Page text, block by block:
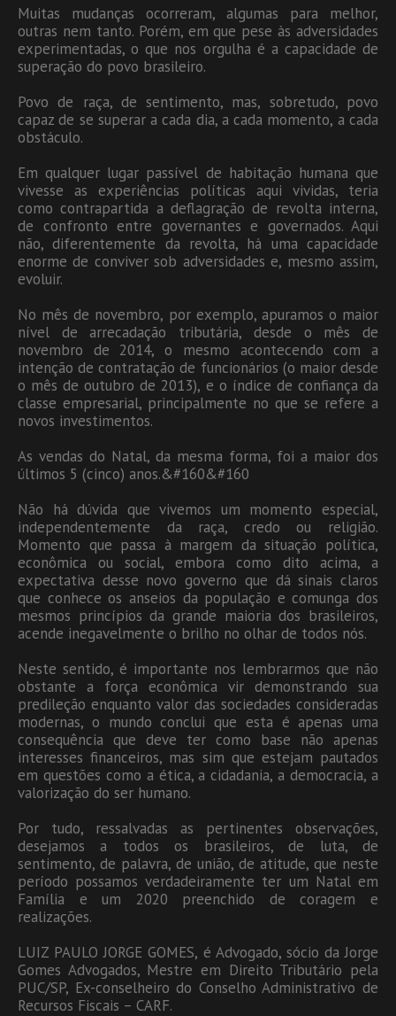
Muitas mudanças ocorreram, algumas para melhor,
outras nem tanto. Porém, em que pese às adversidades
experimentadas, o que nos orgulha é a capacidade de
superação do povo brasileiro.
Povo de raça, de sentimento, mas, sobretudo, povo
capaz de se superar a cada dia, a cada momento, a cada
obstáculo.
Em qualquer lugar passível de habitação humana que
vivesse as experiências políticas aqui vividas, teria
como contrapartida a deflagração de revolta interna,
de confronto entre governantes e governados. Aqui
não, diferentemente da revolta, há uma capacidade
enorme de conviver sob adversidades e, mesmo assim,
evoluir.
No mês de novembro, por exemplo, apuramos o maior
nível de arrecadação tributária, desde o mês de
novembro de 2014, o mesmo acontecendo com a
intenção de contratação de funcionários (o maior desde
o mês de outubro de 2013), e o índice de confiança da
classe empresarial, principalmente no que se refere a
novos investimentos.
As vendas do Natal, da mesma forma, foi a maior dos
últimos 5 (cinco) anos.&#160&#160
Não há dúvida que vivemos um momento especial,
independentemente da raça, credo ou religião.
Momento que passa à margem da situação política,
econômica ou social, embora como dito acima, a
expectativa desse novo governo que dá sinais claros
que conhece os anseios da população e comunga dos
mesmos princípios da grande maioria dos brasileiros,
acende inegavelmente o brilho no olhar de todos nós.
Neste sentido, é importante nos lembrarmos que não
obstante a força econômica vir demonstrando sua
predileção enquanto valor das sociedades consideradas
modernas, o mundo conclui que esta é apenas uma
consequência que deve ter como base não apenas
interesses financeiros, mas sim que estejam pautados
em questões como a ética, a cidadania, a democracia, a
valorização do ser humano.
Por tudo, ressalvadas as pertinentes observações,
desejamos a todos os brasileiros, de luta, de
sentimento, de palavra, de união, de atitude, que neste
período possamos verdadeiramente ter um Natal em
Família e um 2020 preenchido de coragem e
realizações.
LUIZ PAULO JORGE GOMES, é Advogado, sócio da Jorge
Gomes Advogados, Mestre em Direito Tributário pela
PUC/SP, Ex-conselheiro do Conselho Administrativo de
Recursos Fiscais – CARF.